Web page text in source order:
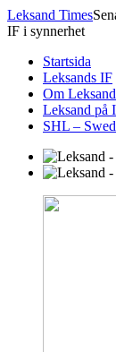
Leksand Times
IF i synnerhet
Startsida
Leksands IF
Om
Leksand på
SHL –